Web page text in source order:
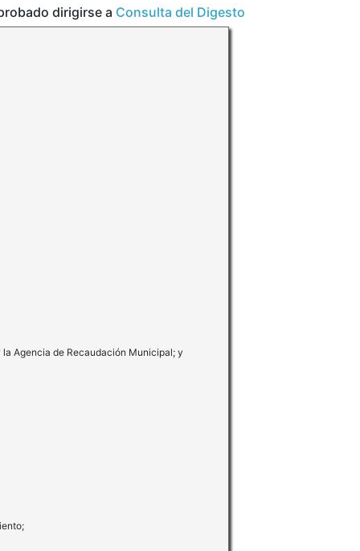
dirigirse a Consulta del Digesto
Agencia de Recaudación Municipal; y